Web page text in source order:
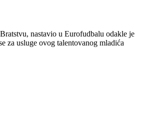
nastavio u Eurofudbalu odakle je
za usluge ovog talentovanog mladića